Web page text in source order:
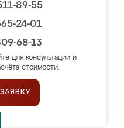
89-55
24-01
68-13
для консультации и
стоимости.